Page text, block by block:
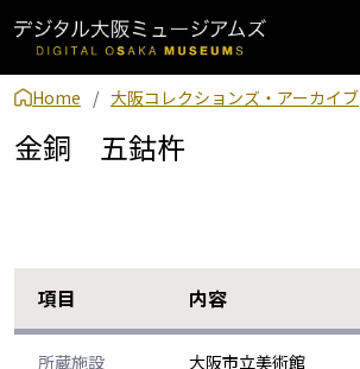
Home 大阪コレクションズ・アーカイブ
金銅 五鈷杵
項目 内容
所蔵施設 大阪市立美術館